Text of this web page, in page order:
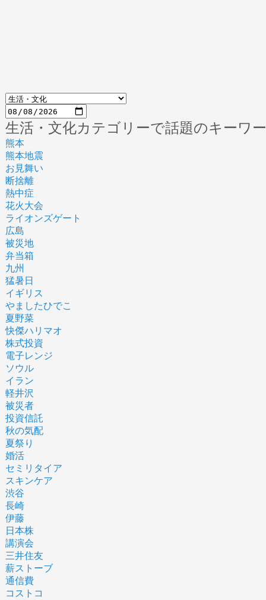
生活・文化カテゴリーで話題のキーワ
熊本
熊本地震
お見舞い
断捨離
熱中症
花火大会
ライオンズゲート
広島
被災地
弁当箱
九州
猛暑日
イギリス
やましたひでこ
夏野菜
快傑ハリマオ
株式投資
電子レンジ
ソウル
イラン
軽井沢
被災者
投資信託
秋の気配
夏祭り
婚活
セミリタイア
スキンケア
渋谷
長崎
伊藤
日本株
講演会
三井住友
薪ストーブ
通信費
コストコ